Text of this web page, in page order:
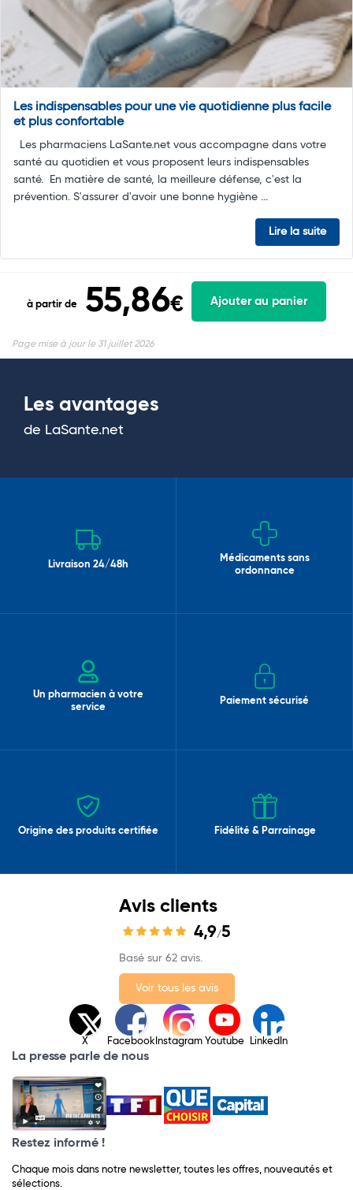
Les indispensables pour une vie quotidienne plus facile
et plus confortable
Les pharmaciens LaSante.net vous accompagne dans votre
santé au quotidien et vous proposent leurs indispensables
santé. En matière de santé, la meilleure défense, c'est la
prévention. S'assurer d'avoir une bonne hygiène ...
Lire la suite
à partir de 55,86€ Ajouter au panier
Page mise à jour le 31 juillet 2026
Les avantages
de LaSante.net
Livraison 24/48h
Médicaments sans
ordonnance
Un pharmacien à votre
service
Paiement sécurisé
Origine des produits certifiée Fidélité & Parrainage
Avis clients
4,9/5
Basé sur 62 avis.
Voir tous les avis
X Facebook Instagram Youtube LinkedIn
La presse parle de nous
Restez informé !
Chaque mois dans notre newsletter, toutes les offres, nouveautés et
sélections.